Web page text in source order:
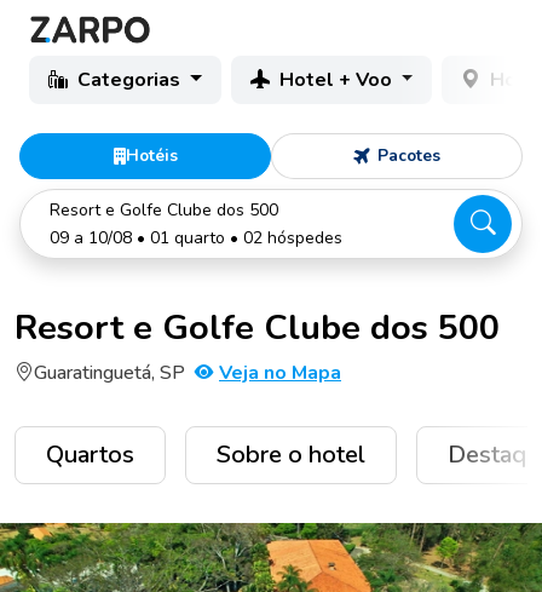
Categorias Hotel + Voo
Hotéis Pacotes
Resort e Golfe Clube dos 500
09 a 10/08 • 01 quarto • 02 hóspedes
Resort e Golfe Clube dos 500
Guaratinguetá, SP Veja no Mapa
Quartos Sobre o hotel